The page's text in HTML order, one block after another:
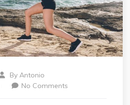
By Antonio
No Comments